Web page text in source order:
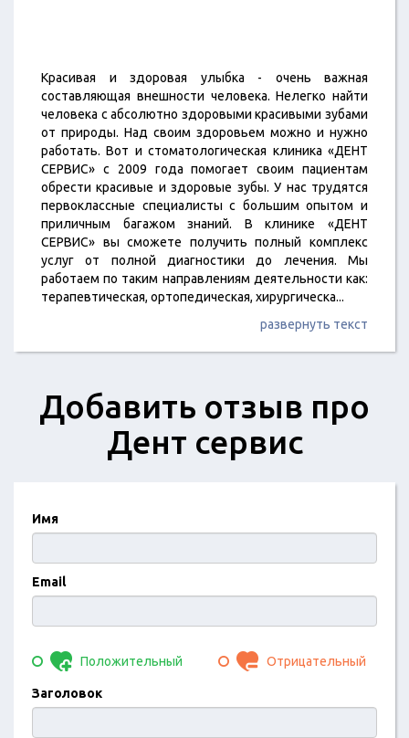
Красивая и здоровая улыбка - очень важная
составляющая внешности человека. Нелегко найти
человека с абсолютно здоровыми красивыми зубами
от природы. Над своим здоровьем можно и нужно
работать. Вот и стоматологическая клиника «ДЕНТ
СЕРВИС» с 2009 года помогает своим пациентам
обрести красивые и здоровые зубы. У нас трудятся
первоклассные специалисты с большим опытом и
приличным багажом знаний. В клинике «ДЕНТ
СЕРВИС» вы сможете получить полный комплекс
услуг от полной диагностики до лечения. Мы
работаем по таким направлениям деятельности как:
терапевтическая, ортопедическая, хирургическа...
развернуть текст
Добавить отзыв про
Дент сервис
Имя
Email
Положительный Отрицательный
Заголовок